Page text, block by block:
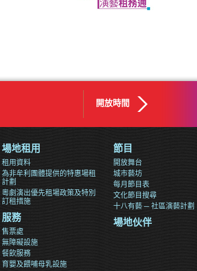
開放時間
場地租用
租用資料
為非牟利團體提供的特惠場租
計劃
粵劇演出優先租場政策及特別
訂租措施
服務
售票處
無障礙設施
餐飲服務
育嬰及餵哺母乳設施
節目
開放舞台
城市藝坊
每月節目表
文化節目搜尋
十八有藝 ─ 社區演藝計劃
場地伙伴